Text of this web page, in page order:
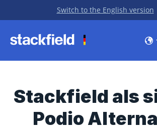
Zu Hauptinhalt springen
Switch to the English version
Stackfield als
Podio